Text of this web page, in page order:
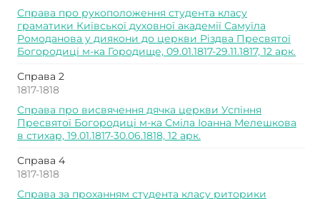
Справа про рукоположення студента класу
граматики Київської духовної академії Самуїла
Ромоданова у диякони до церкви Різдва Пресвятої
Богородиці м-ка Городище, 09.01.1817-29.11.1817, 12 арк.
Справа 2
1817-1818
Справа про висвячення дячка церкви Успіння
Пресвятої Богородиці м-ка Сміла Іоанна Мелешкова
в стихар, 19.01.1817-30.06.1818, 12 арк.
Справа 4
1817-1818
Справа за проханням студента класу риторики